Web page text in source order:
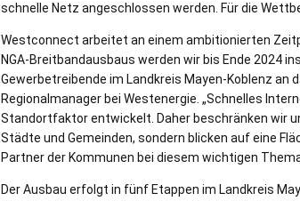
schnelle Netz angeschlossen werden. Für die
Westconnect arbeitet an einem ambitionierten
NGA-Breitbandausbaus werden wir bis Ende 2024
Gewerbetreibende im Landkreis Mayen-Koblenz an
Regionalmanager bei Westenergie. „Schnelles
Standortfaktor entwickelt. Daher beschränken wir
Städte und Gemeinden, sondern blicken auf eine
Partner der Kommunen bei diesem wichtigen
Der Ausbau erfolgt in fünf Etappen im Landkreis